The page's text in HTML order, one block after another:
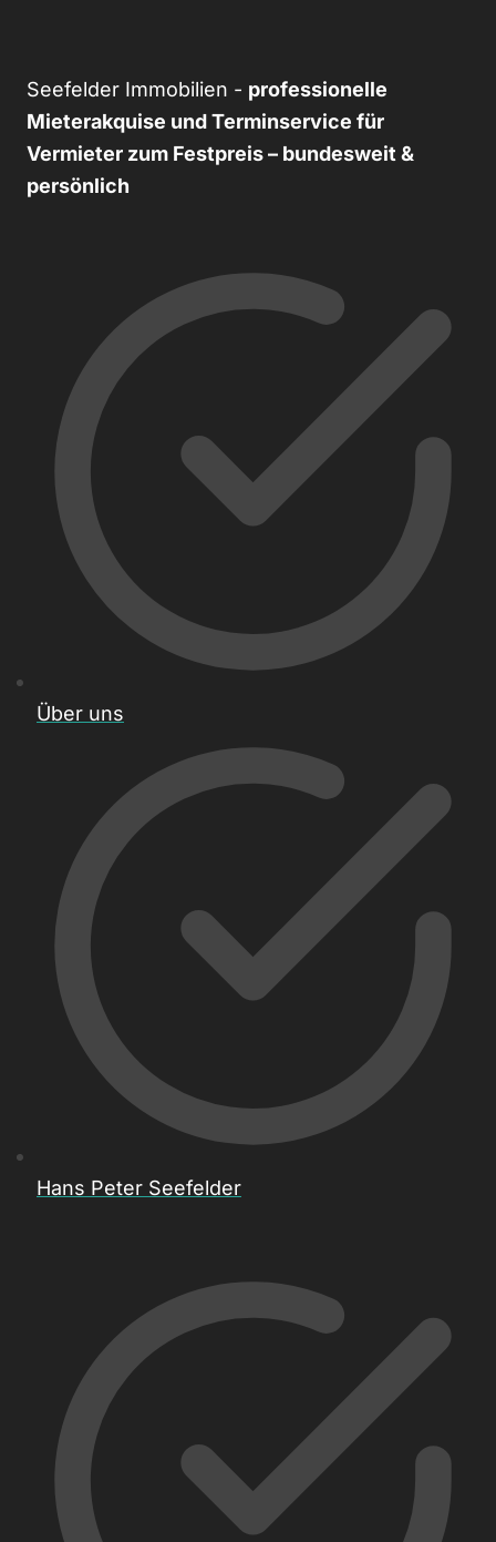
Seefelder Immobilien - professionelle
Mieterakquise und Terminservice für
Vermieter zum Festpreis – bundesweit &
persönlich
Über uns
Hans Peter Seefelder